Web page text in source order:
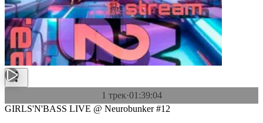
1 трек·01:39:04
GIRLS'N'BASS LIVE @ Neurobunker #12